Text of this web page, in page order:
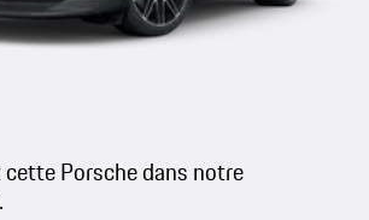
cette Porsche dans notre